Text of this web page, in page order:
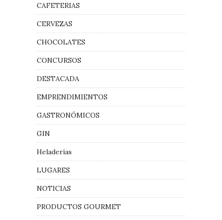
CAFETERIAS
CERVEZAS
CHOCOLATES
CONCURSOS
DESTACADA
EMPRENDIMIENTOS
GASTRONÓMICOS
GIN
Heladerías
LUGARES
NOTICIAS
PRODUCTOS GOURMET